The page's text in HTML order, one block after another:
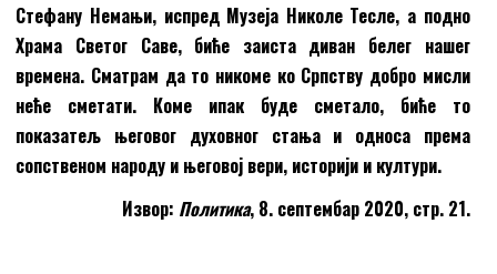
Стефану Немањи, испред Музеја Николе Тесле, а подно
Храма Светог Саве, биће заиста диван белег нашег
времена. Сматрам да то никоме ко Српству добро мисли
неће сметати. Коме ипак буде сметало, биће то
показатељ његовог духовног стања и односа према
сопственом народу и његовој вери, историји и култури.
Извор: Политика, 8. септембар 2020, стр. 21.